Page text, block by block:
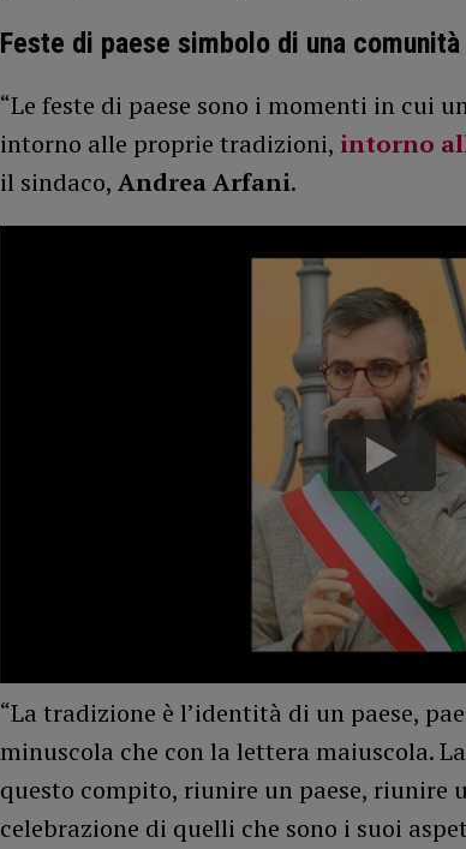
Feste di paese simbolo di una comunità
“Le feste di paese sono i momenti in cui
intorno alle proprie tradizioni, intorno
il sindaco, Andrea Arfani.
“La tradizione è l’identità di un paese,
minuscola che con la lettera maiuscola.
questo compito, riunire un paese, riunire
celebrazione di quelli che sono i suoi